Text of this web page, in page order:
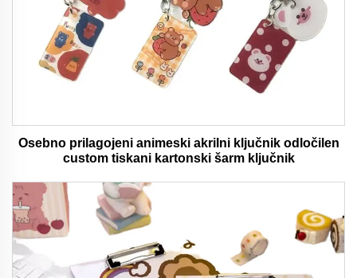
Osebno prilagojeni animeski akrilni ključnik odločilen
custom tiskani kartonski šarm ključnik